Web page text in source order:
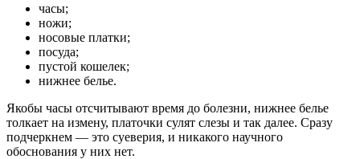
часы;
ножи;
носовые платки;
посуда;
пустой кошелек;
нижнее белье.
Якобы часы отсчитывают время до болезни, нижнее белье
толкает на измену, платочки сулят слезы и так далее. Сразу
подчеркнем — это суеверия, и никакого научного
обоснования у них нет.